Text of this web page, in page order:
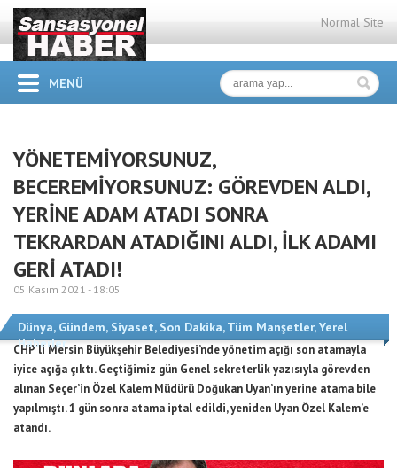
Normal Site
MENÜ
YÖNETEMİYORSUNUZ,
BECEREMİYORSUNUZ: GÖREVDEN ALDI,
YERİNE ADAM ATADI SONRA
TEKRARDAN ATADIĞINI ALDI, İLK ADAMI
GERİ ATADI!
05 Kasım 2021 - 18:05
Dünya, Gündem, Siyaset, Son Dakika,Tüm Manşetler,Yerel
Haberler
CHP’li Mersin Büyükşehir Belediyesi’nde yönetim açığı son atamayla
iyice açığa çıktı. Geçtiğimiz gün Genel sekreterlik yazısıyla görevden
alınan Seçer’in Özel Kalem Müdürü Doğukan Uyan’ın yerine atama bile
yapılmıştı. 1 gün sonra atama iptal edildi, yeniden Uyan Özel Kalem’e
atandı.